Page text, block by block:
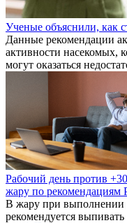
Ученые объяснили, как
Данные рекомендации
активности насекомых,
могут оказаться
Рабочий день против
жару по рекомендациям
В жару при выполнении
рекомендуется